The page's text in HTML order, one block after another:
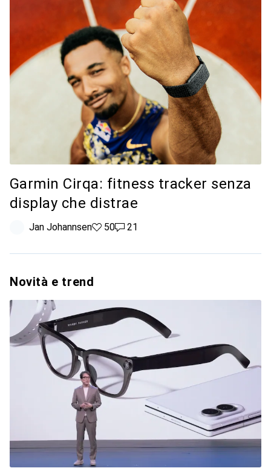
Garmin Cirqa: fitness tracker senza
display che distrae
Jan Johannsen50 like
5021 commenti
21
Novità e trend